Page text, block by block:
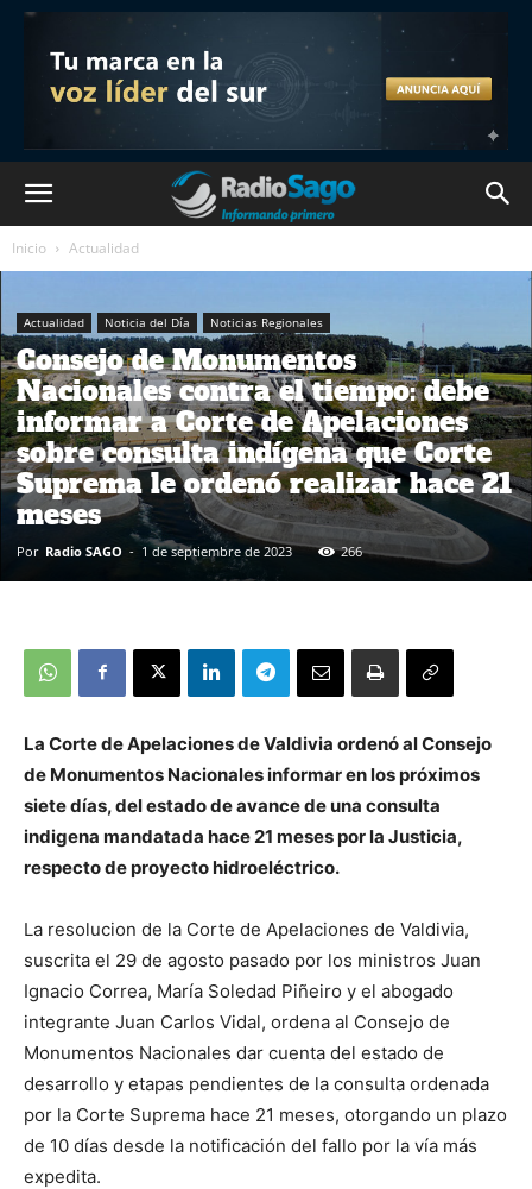
Inicio Actualidad
Actualidad Noticia del Día Noticias Regionales
Consejo de Monumentos
Nacionales contra el tiempo: debe
informar a Corte de Apelaciones
sobre consulta indígena que Corte
Suprema le ordenó realizar hace 21
meses
Por Radio SAGO - 1 de septiembre de 2023 266
La Corte de Apelaciones de Valdivia ordenó al Consejo
de Monumentos Nacionales informar en los próximos
siete días, del estado de avance de una consulta
indigena mandatada hace 21 meses por la Justicia,
respecto de proyecto hidroeléctrico.
La resolucion de la Corte de Apelaciones de Valdivia,
suscrita el 29 de agosto pasado por los ministros Juan
Ignacio Correa, María Soledad Piñeiro y el abogado
integrante Juan Carlos Vidal, ordena al Consejo de
Monumentos Nacionales dar cuenta del estado de
desarrollo y etapas pendientes de la consulta ordenada
por la Corte Suprema hace 21 meses, otorgando un plazo
de 10 días desde la notificación del fallo por la vía más
expedita.